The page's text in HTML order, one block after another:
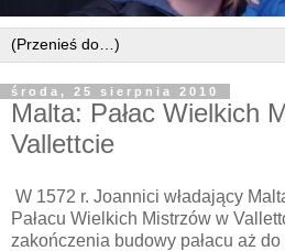
środa, 25 sierpnia 2010
Malta: Pałac Wielkich
Vallettcie
W 1572 r. Joannici władający
Pałacu Wielkich Mistrzów w
zakończenia budowy pałacu aż